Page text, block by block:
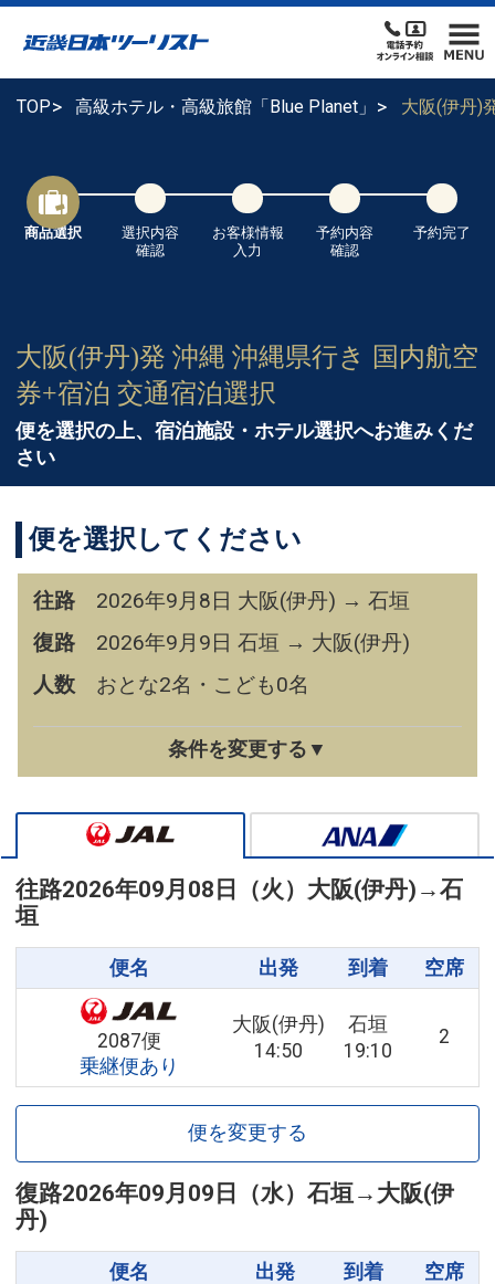
TOP 高級ホテル・高級旅館「Blue Planet」 大阪(伊丹)
商品選択
選択内容
確認
お客様情報
入力
予約内容
確認
予約完了
大阪(伊丹)発 沖縄 沖縄県行き 国内航空
券+宿泊 交通宿泊選択
便を選択の上、宿泊施設・ホテル選択へお進みくだ
さい
便を選択してください
往路
2026年9月8日 大阪(伊丹) → 石垣
復路
2026年9月9日 石垣 → 大阪(伊丹)
人数
おとな2名・こども0名
条件を変更する▼
往路2026年09月08日（火） 大阪(伊丹) →石
垣
便名 出発 到着 空席
2087便
乗継便あり
大阪(伊丹)
14:50
石垣
19:10
2
便を変更する
復路2026年09月09日（水） 石垣→ 大阪(伊
丹)
便名 出発 到着 空席